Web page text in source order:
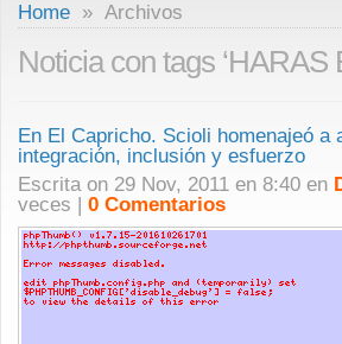
Home » Archivos
Noticia con tags ‘HARAS
En El Capricho. Scioli homenajeó
integración, inclusión y esfuerzo
Escrita on 29 Nov, 2011 en 8:40 en
veces | 0 Comentarios